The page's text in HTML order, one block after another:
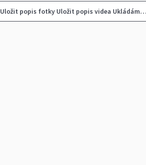
Uložit popis fotky Uložit popis videa